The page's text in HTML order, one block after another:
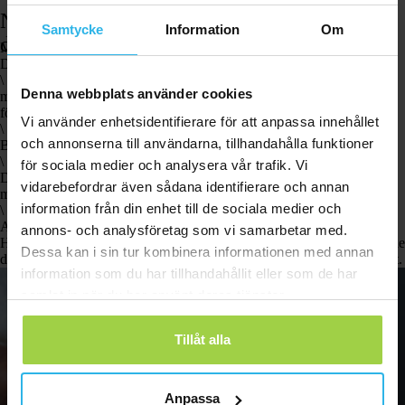
Samtycke Information Om
Denna webbplats använder cookies
Vi använder enhetsidentifierare för att anpassa innehållet
och annonserna till användarna, tillhandahålla funktioner
för sociala medier och analysera vår trafik. Vi
vidarebefordrar även sådana identifierare och annan
information från din enhet till de sociala medier och
annons- och analysföretag som vi samarbetar med.
Dessa kan i sin tur kombinera informationen med annan
information som du har tillhandahållit eller som de har
Tillåt alla
Anpassa
När ska man uppsöka husläkaren vid tecken på
demens?
Många tvekar: när ska man uppsöka läkare vid tecken på demens?
Det är klokt att söka medicinsk hjälp när:
\
minnes- eller koncentrationsproblem återkommer regelbundet och verkar
förvärras.
\
Beteendet förändras märkbart och påverkar relationer eller arbete.
\
Det förekommer rastlöshet, förvirring eller att man går vilse i bekanta
miljöer.
\
Anhöriga oroar sig för säkerheten eller självständigheten.
Husläkaren kan undersöka om besvären stämmer överens med begynnande
demens eller har en annan orsak, såsom stress, depression eller vitaminbrist.